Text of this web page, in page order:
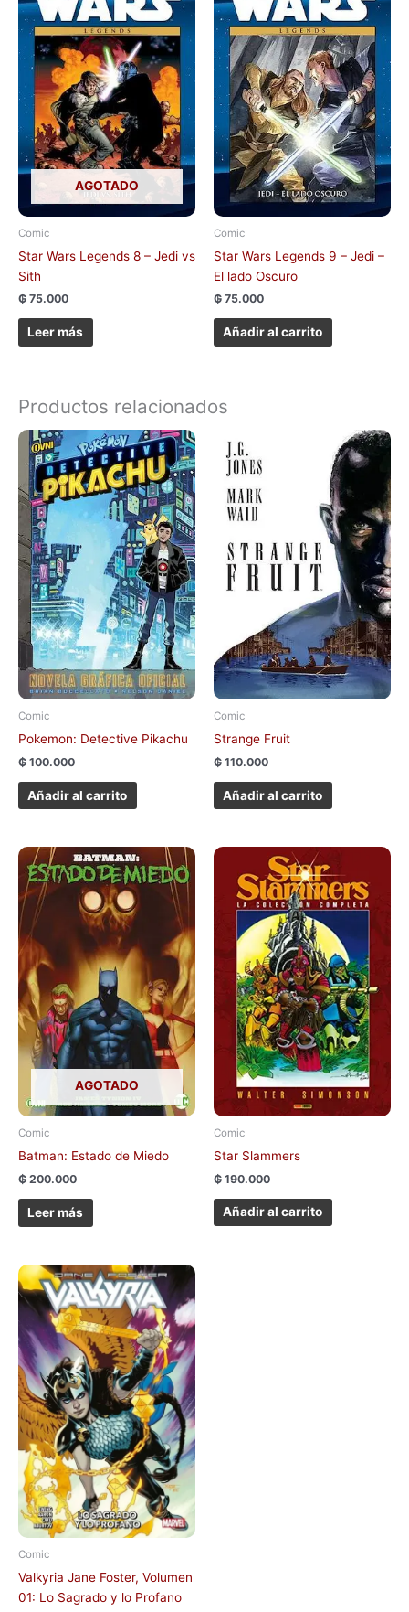
AGOTADO
Comic
Star Wars Legends 8 – Jedi vs
Sith
₲ 75.000
Leer más
Comic
Star Wars Legends 9 – Jedi –
El lado Oscuro
₲ 75.000
Añadir al carrito
Productos relacionados
Comic
Pokemon: Detective Pikachu
₲ 100.000
Añadir al carrito
Comic
Strange Fruit
₲ 110.000
Añadir al carrito
AGOTADO
Comic
Batman: Estado de Miedo
₲ 200.000
Leer más
Comic
Star Slammers
₲ 190.000
Añadir al carrito
Comic
Valkyria Jane Foster, Volumen
01: Lo Sagrado y lo Profano